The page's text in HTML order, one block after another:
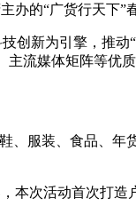
的“广货行天下”
为引擎，推动“
流媒体矩阵等优
服装、食品、年
次活动首次打造